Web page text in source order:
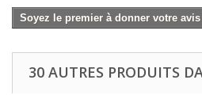
Soyez le premier à donner votre
30 AUTRES PRODUITS